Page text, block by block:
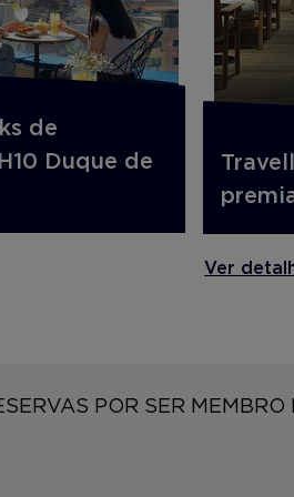
de
Duque de
Ver
POR SER MEMBRO